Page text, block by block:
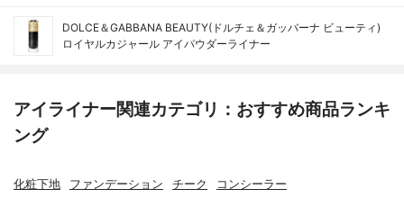
DOLCE＆GABBANA BEAUTY(ドルチェ＆ガッバーナ ビューティ)
ロイヤルカジャール アイパウダーライナー
アイライナー関連カテゴリ：おすすめ商品ランキ
ング
化粧下地 ファンデーション チーク コンシーラー